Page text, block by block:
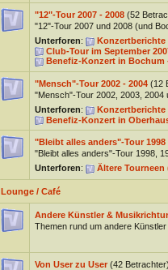
"12"-Tour 2007 - 2008 (52
"12"-Tour 2007 und 2008 (und
Unterforen:
Konzertberichte
Club-Tour im September
Benefiz-Konzert in Bochum
"Mensch"-Tour 2002 - 2004 (12
"Mensch"-Tour 2002, 2003, 2004
Unterforen:
Konzertberichte
Benefiz-Konzert in
"Bleibt alles anders"-Tour 1998
"Bleibt alles anders"-Tour 1998,
Unterforen: Ältere Tourneen
Lounge / Café
Andere Künstler &
Themen rund um andere
Von User zu User (42 Betrachter)